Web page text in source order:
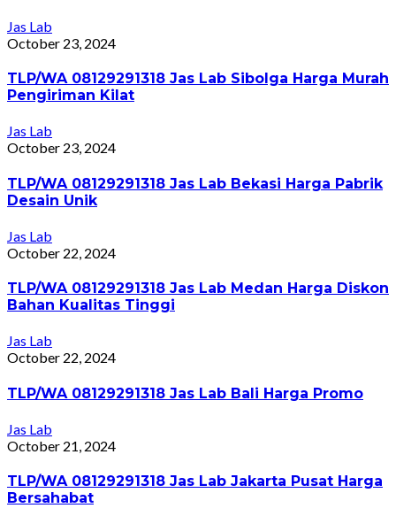
Jas Lab
October 23, 2024
TLP/WA 08129291318 Jas Lab Sibolga Harga Murah
Pengiriman Kilat
Jas Lab
October 23, 2024
TLP/WA 08129291318 Jas Lab Bekasi Harga Pabrik
Desain Unik
Jas Lab
October 22, 2024
TLP/WA 08129291318 Jas Lab Medan Harga Diskon
Bahan Kualitas Tinggi
Jas Lab
October 22, 2024
TLP/WA 08129291318 Jas Lab Bali Harga Promo
Jas Lab
October 21, 2024
TLP/WA 08129291318 Jas Lab Jakarta Pusat Harga
Bersahabat